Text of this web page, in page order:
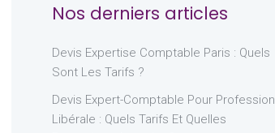
Nos derniers articles
Devis Expertise Comptable Paris : Quels
Sont Les Tarifs ?
Devis Expert-Comptable Pour Profession
Libérale : Quels Tarifs Et Quelles